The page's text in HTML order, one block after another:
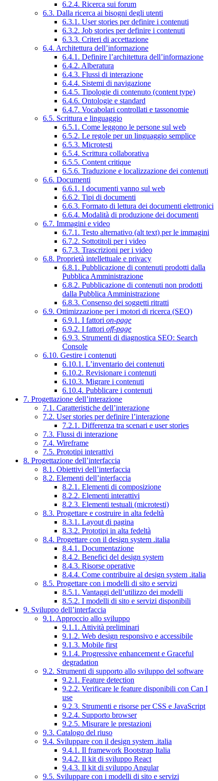
6.2.4. Ricerca sui forum
6.3. Dalla ricerca ai bisogni degli utenti
6.3.1. User stories per definire i contenuti
6.3.2. Job stories per definire i contenuti
6.3.3. Criteri di accettazione
6.4. Architettura dell’informazione
6.4.1. Definire l’architettura dell’informazione
6.4.2. Alberatura
6.4.3. Flussi di interazione
6.4.4. Sistemi di navigazione
6.4.5. Tipologie di contenuto (content type)
6.4.6. Ontologie e standard
6.4.7. Vocabolari controllati e tassonomie
6.5. Scrittura e linguaggio
6.5.1. Come leggono le persone sul web
6.5.2. Le regole per un linguaggio semplice
6.5.3. Microtesti
6.5.4. Scrittura collaborativa
6.5.5. Content critique
6.5.6. Traduzione e localizzazione dei contenuti
6.6. Documenti
6.6.1. I documenti vanno sul web
6.6.2. Tipi di documenti
6.6.3. Formato di lettura dei documenti elettronici
6.6.4. Modalità di produzione dei documenti
6.7. Immagini e video
6.7.1. Testo alternativo (alt text) per le immagini
6.7.2. Sottotitoli per i video
6.7.3. Trascrizioni per i video
6.8. Proprietà intellettuale e privacy
6.8.1. Pubblicazione di contenuti prodotti dalla
Pubblica Amministrazione
6.8.2. Pubblicazione di contenuti non prodotti
dalla Pubblica Amministrazione
6.8.3. Consenso dei soggetti ritratti
6.9. Ottimizzazione per i motori di ricerca (SEO)
6.9.1. I fattori on-page
6.9.2. I fattori off-page
6.9.3. Strumenti di diagnostica SEO: Search
Console
6.10. Gestire i contenuti
6.10.1. L’inventario dei contenuti
6.10.2. Revisionare i contenuti
6.10.3. Migrare i contenuti
6.10.4. Pubblicare i contenuti
7. Progettazione dell’interazione
7.1. Caratteristiche dell’interazione
7.2. User stories per definire l’interazione
7.2.1. Differenza tra scenari e user stories
7.3. Flussi di interazione
7.4. Wireframe
7.5. Prototipi interattivi
8. Progettazione dell’interfaccia
8.1. Obiettivi dell’interfaccia
8.2. Elementi dell’interfaccia
8.2.1. Elementi di composizione
8.2.2. Elementi interattivi
8.2.3. Elementi testuali (microtesti)
8.3. Progettare e costruire in alta fedeltà
8.3.1. Layout di pagina
8.3.2. Prototipi in alta fedeltà
8.4. Progettare con il design system .italia
8.4.1. Documentazione
8.4.2. Benefici del design system
8.4.3. Risorse operative
8.4.4. Come contribuire al design system .italia
8.5. Progettare con i modelli di sito e servizi
8.5.1. Vantaggi dell’utilizzo dei modelli
8.5.2. I modelli di sito e servizi disponibili
9. Sviluppo dell’interfaccia
9.1. Approccio allo sviluppo
9.1.1. Attività preliminari
9.1.2. Web design responsivo e accessibile
9.1.3. Mobile first
9.1.4. Progressive enhancement e Graceful
degradation
9.2. Strumenti di supporto allo sviluppo del software
9.2.1. Feature detection
9.2.2. Verificare le feature disponibili con Can I
use
9.2.3. Strumenti e risorse per CSS e JavaScript
9.2.4. Supporto browser
9.2.5. Misurare le prestazioni
9.3. Catalogo del riuso
9.4. Sviluppare con il design system .italia
9.4.1. Il framework Bootstrap Italia
9.4.2. Il kit di sviluppo React
9.4.3. Il kit di sviluppo Angular
9.5. Sviluppare con i modelli di sito e servizi